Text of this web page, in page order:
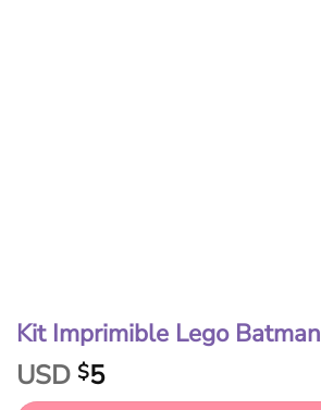
Kit Imprimible Lego Batman
USD $5